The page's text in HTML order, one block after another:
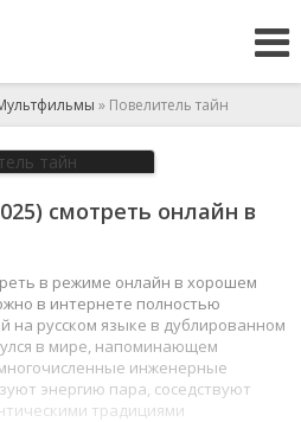
» Повелитель тайн
смотреть онлайн в
в режиме онлайн в хорошем
в интернете полностью
на русском языке в дублированном
в мире, напоминающем
инженерные
энергию пара, соседствуют
традициями